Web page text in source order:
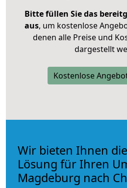
Bitte füllen Sie das
aus, um kostenlose
denen alle Preise und
dargestellt
Kostenlose
Wir bieten Ihnen
Lösung für Ihren
Magdeburg nach